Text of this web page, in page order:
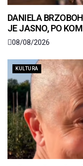
DANIELA
JE JASNO, PO
08/08/2026
KULTURA